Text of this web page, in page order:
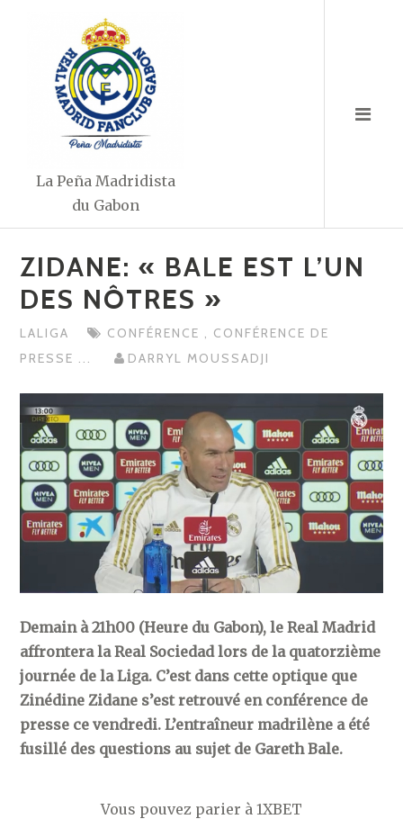
La Peña Madridista
du Gabon
ZIDANE: « BALE EST L’UN
DES NÔTRES »
LALIGA CONFÉRENCE , CONFÉRENCE DE
PRESSE ... DARRYL MOUSSADJI
Demain à 21h00 (Heure du Gabon), le Real Madrid
affrontera la Real Sociedad lors de la quatorzième
journée de la Liga. C’est dans cette optique que
Zinédine Zidane s’est retrouvé en conférence de
presse ce vendredi. L’entraîneur madrilène a été
fusillé des questions au sujet de Gareth Bale.
Vous pouvez parier à 1XBET